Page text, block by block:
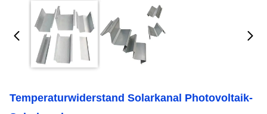
Temperaturwiderstand Solarkanal Photovoltaik-